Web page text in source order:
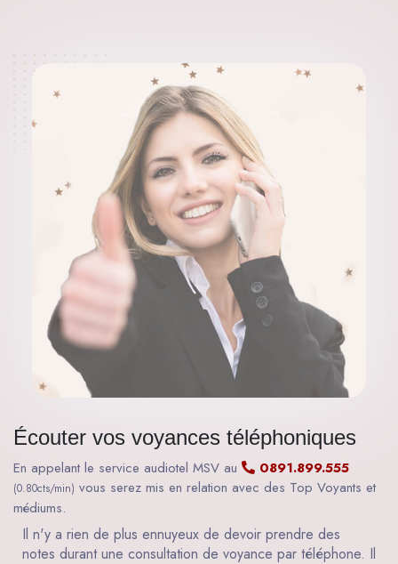
Écouter vos voyances téléphoniques
En appelant le service audiotel MSV au 0891.899.555
(0.80cts/min) vous serez mis en relation avec des Top Voyants et
médiums.
Il n'y a rien de plus ennuyeux de devoir prendre des
notes durant une consultation de voyance par téléphone. Il